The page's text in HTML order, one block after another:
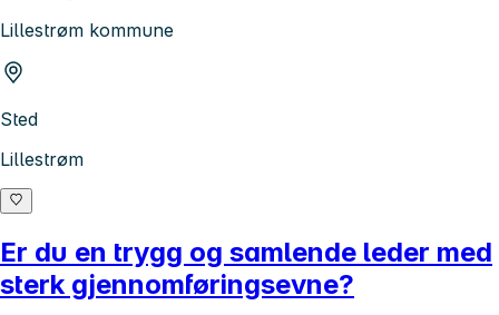
Lillestrøm kommune
Sted
Lillestrøm
Er du en trygg og samlende leder med
sterk gjennomføringsevne?